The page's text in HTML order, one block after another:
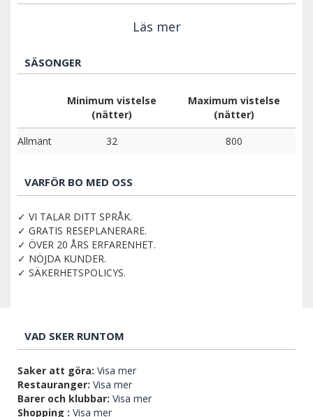
Läs mer
SÄSONGER
Minimum vistelse
(nätter)
Maximum vistelse
(nätter)
Allmänt
32 800
VARFÖR BO MED OSS
✓ VI TALAR DITT SPRÅK.
✓ GRATIS RESEPLANERARE.
✓ ÖVER 20 ÅRS ERFARENHET.
✓ NÖJDA KUNDER.
✓ SÄKERHETSPOLICYS.
VAD SKER RUNTOM
Saker att göra: Visa mer
Restauranger: Visa mer
Barer och klubbar: Visa mer
Shopping : Visa mer